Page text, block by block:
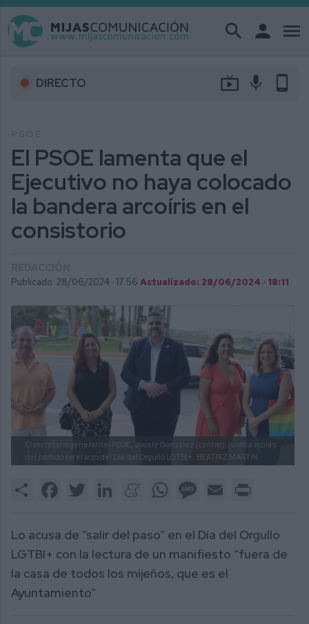
search person menu
DIRECTO live_tv mic phone_android
El PSOE lamenta que el
Ejecutivo no haya colocado
la bandera arcoíris en el
consistorio
Publicado: 28/06/2024 · 17:56 Actualizado: 28/06/2024 · 18:11
El secretario general del PSOE, Josele González (centro), junto a ediles
del partido en el acto del Día del Orgullo LGTBI+.
BEATRIZ MARTÍN.
Share FacebookTwitter LinkedInMeneameWhatsAppMessage
Email
Lo acusa de “salir del paso” en el Día del Orgullo
LGTBI+ con la lectura de un manifiesto “fuera de
la casa de todos los mijeños, que es el
Ayuntamiento”